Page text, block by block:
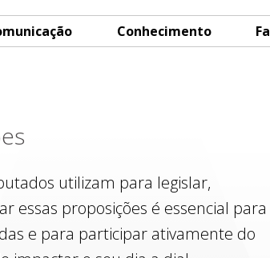
Conhecimento
utilizam para legislar,
essas proposições é essencial para
e para participar ativamente do